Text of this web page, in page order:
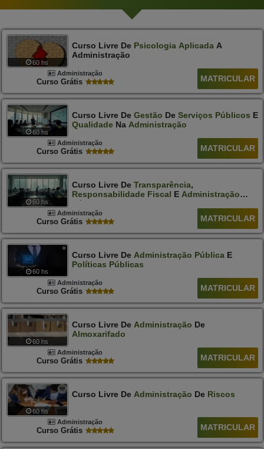
60 hs
Curso Livre De Psicologia AplicadaA
Administração
Administração
Curso Grátis MATRICULAR
60 hs
Curso Livre De Gestão De Serviços Públicos E
QualidadeNa Administração
Administração
Curso Grátis MATRICULAR
60 hs
Curso Livre De Transparência,
Responsabilidade Fiscal E Administração
Pública
Administração
Curso Grátis MATRICULAR
60 hs
Curso Livre De Administração PúblicaE
Políticas Públicas
Administração
Curso Grátis MATRICULAR
60 hs
Curso Livre De Administração De
Almoxarifado
Administração
Curso Grátis MATRICULAR
60 hs
Curso Livre De Administração De Riscos
Administração
Curso Grátis MATRICULAR